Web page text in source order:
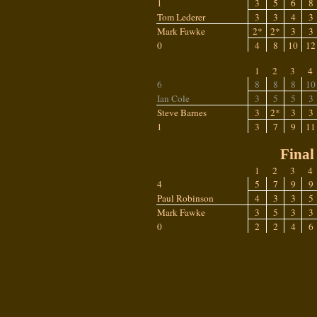
1 3 5 6
8
Tom Lederer
3 3 4
3
Mark Fawke
2* 2* 3
3
0
4 8 10
12
1
2 3
4
6
8 8 8
10
Ian Cole
3 5 5
3
Steve Barnes
3 2* 3
3
1
3 7 9 11
Final
1 2 3
4
4
5 7 9
9
Paul Robinson
4 3 3
5
Mark Fawke
3 5 3
3
0
2 2 4 6